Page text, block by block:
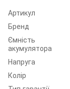
Артикул
Бренд
Ємність
акумулятора
Напруга
Колір